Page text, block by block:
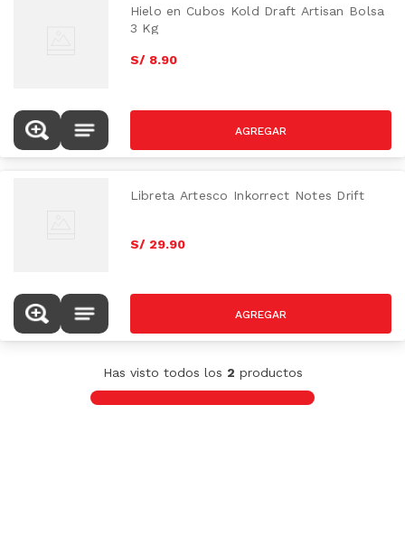
Hielo en Cubos Kold Draft Artisan Bolsa
3 Kg
S/ 8.90
Libreta Artesco Inkorrect Notes Drift
S/ 29.90
Has visto todos los 2 productos